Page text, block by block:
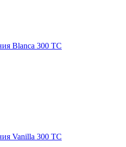
Blanca 300 TC
Vanilla 300 ТС